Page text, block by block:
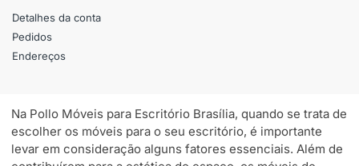
Detalhes da conta
Pedidos
Endereços
Na Pollo Móveis para Escritório Brasília, quando se trata de
escolher os móveis para o seu escritório, é importante
levar em consideração alguns fatores essenciais. Além de